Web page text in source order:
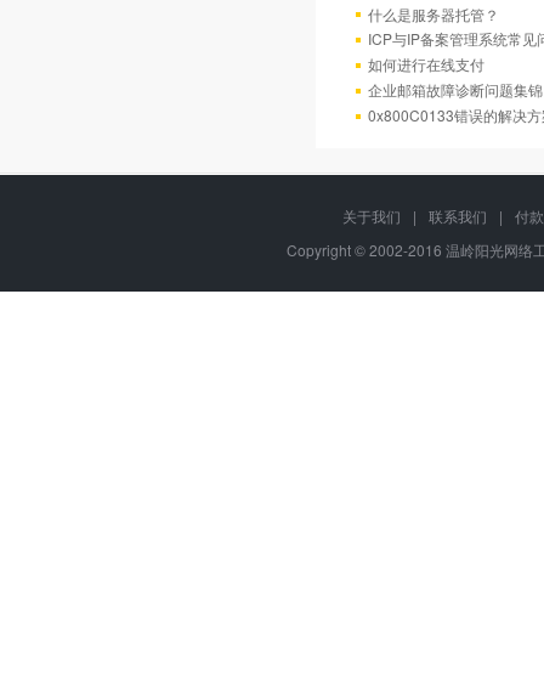
什么是服务器托管？
ICP与IP备案管理系统常见
如何进行在线支付
企业邮箱故障诊断问题集锦
0x800C0133错误的解决
关于我们 | 联系我们 |
付
Copyright © 2002-2016 温岭阳光网络